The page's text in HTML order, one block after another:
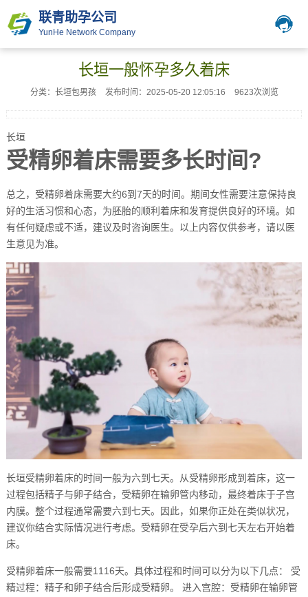
联青助孕公司
YunHe Network Company
长垣一般怀孕多久着床
分类：长垣包男孩 发布时间：2025-05-20 12:05:16 9623次浏览
长垣
受精卵着床需要多长时间?
总之，受精卵着床需要大约6到7天的时间。期间女性需要注意保持良
好的生活习惯和心态，为胚胎的顺利着床和发育提供良好的环境。如
有任何疑虑或不适，建议及时咨询医生。以上内容仅供参考，请以医
生意见为准。
长垣受精卵着床的时间一般为六到七天。从受精卵形成到着床，这一
过程包括精子与卵子结合，受精卵在输卵管内移动，最终着床于子宫
内膜。整个过程通常需要六到七天。因此，如果你正处在类似状况，
建议你结合实际情况进行考虑。受精卵在受孕后六到七天左右开始着
床。
受精卵着床一般需要1116天。具体过程和时间可以分为以下几点： 受
精过程：精子和卵子结合后形成受精卵。 进入宫腔：受精卵在输卵管